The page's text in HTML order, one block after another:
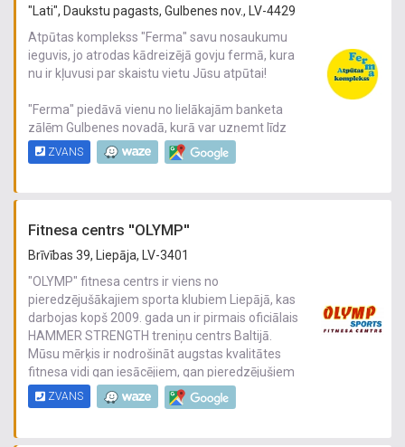
Ļaujiet mums palīdzēt uzburt skaistāko dienu
"Lati", Daukstu pagasts, Gulbenes nov., LV-4429
Atpūtas komplekss "Ferma" savu nosaukumu
ieguvis, jo atrodas kādreizējā govju fermā, kura
nu ir kļuvusi par skaistu vietu Jūsu atpūtai!
"Ferma" piedāvā vienu no lielākajām banketa
zālēm Gulbenes novadā, kurā var uzņemt līdz
120 viesu, bet, ja tiks aicināts līdz 100 viesiem,
tad pietikts vietas arī dejām un atrakcijām.
naktsmieram, pirts.
grilā vai ugunskurā varat pagatavot savas
gardās maltītes, varat pavadīt nakti savā teltī,
izšūpoties pats un izšūpināt citus. Karstākajās
dienās var nopeldēties dīķī ar skaistām
ūdensrozēm un izzvejot kādu karūsiņu.
Savas veselības stiprināšanai Jums piedāvājam
iegādāties medu, kuru bites ievākušas no
ZVANS
Fitnesa centrs ''OLYMP''
Brīvības 39, Liepāja, LV-3401
"OLYMP" fitnesa centrs ir viens no
pieredzējušākajiem sporta klubiem Liepājā, kas
darbojas kopš 2009. gada un ir pirmais oficiālais
HAMMER STRENGTH treniņu centrs Baltijā.
Mūsu mērķis ir nodrošināt augstas kvalitātes
fitnesa vidi gan iesācējiem, gan pieredzējušiem
sportotājiem.
profesionālas treniņu iekārtas, plašas un
ZVANS